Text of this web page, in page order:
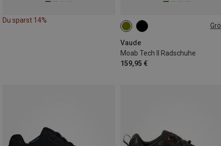
Du sparst 14%
Vaude
Moab Tech II Radschuhe
159,95 €
40 46